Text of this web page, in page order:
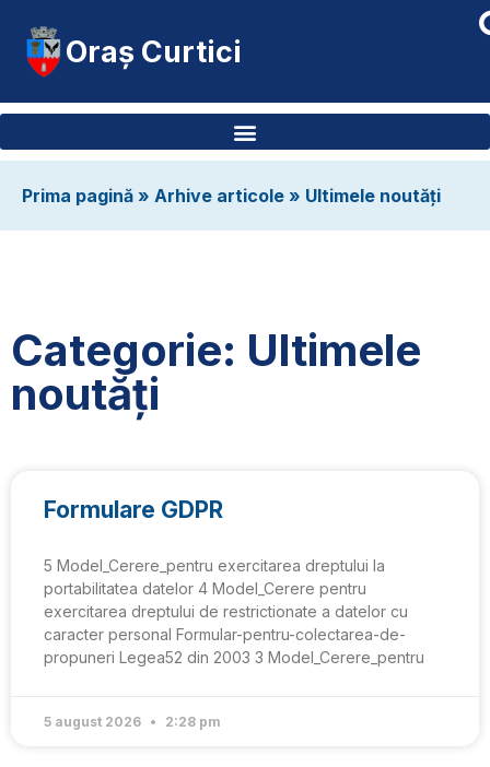
Oraș Curtici
Prima pagină » Arhive articole » Ultimele noutăți
Categorie: Ultimele
noutăți
Formulare GDPR
5 Model_Cerere_pentru exercitarea dreptului la
portabilitatea datelor 4 Model_Cerere pentru
exercitarea dreptului de restrictionate a datelor cu
caracter personal Formular-pentru-colectarea-de-
propuneri Legea52 din 2003 3 Model_Cerere_pentru
5 august 2026 2:28 pm